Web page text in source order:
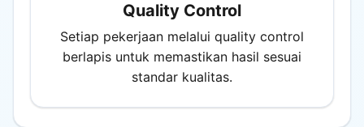
Quality Control
Setiap pekerjaan melalui quality control
berlapis untuk memastikan hasil sesuai
standar kualitas.